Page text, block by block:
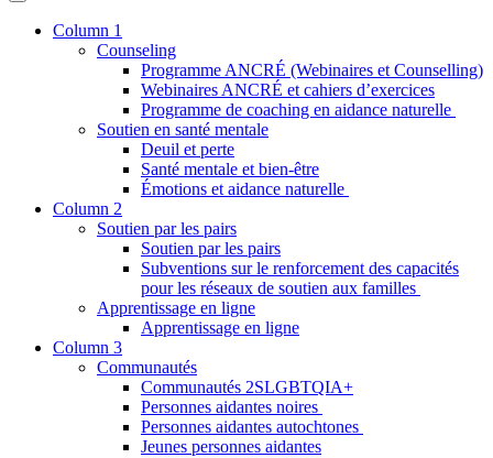
Column 1
Counseling
Programme ANCRÉ (Webinaires et Counselling)
Webinaires ANCRÉ et cahiers d’exercices
Programme de coaching en aidance naturelle
Soutien en santé mentale
Deuil et perte
Santé mentale et bien-être
Émotions et aidance naturelle
Column 2
Soutien par les pairs
Soutien par les pairs
Subventions sur le renforcement des capacités
pour les réseaux de soutien aux familles
Apprentissage en ligne
Apprentissage en ligne
Column 3
Communautés
Communautés 2SLGBTQIA+
Personnes aidantes noires
Personnes aidantes autochtones
Jeunes personnes aidantes